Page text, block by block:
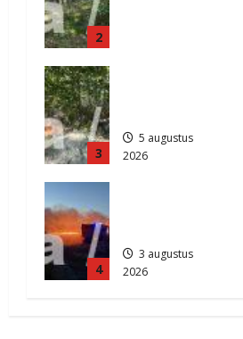
2
3
5 augustus
2026
4
3 augustus
2026